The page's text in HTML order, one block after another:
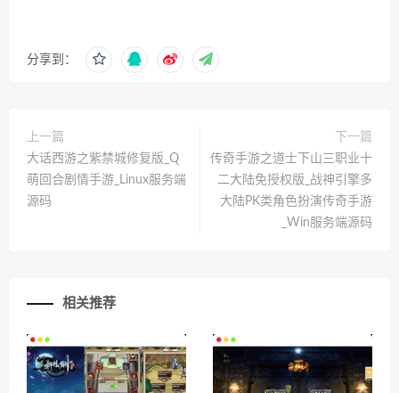
分享到：
上一篇
大话西游之紫禁城修复版_Q
萌回合剧情手游_Linux服务端
源码
下一篇
传奇手游之道士下山三职业十
二大陆免授权版_战神引擎多
大陆PK类角色扮演传奇手游
_Win服务端源码
相关推荐